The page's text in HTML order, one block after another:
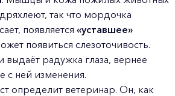
так что мордочка
появляется «уставшее»
появиться слезоточивость.
выдаёт радужка глаза, вернее
с ней изменения.
определит ветеринар. Он, как